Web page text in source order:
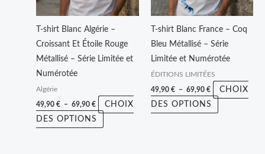
T-shirt Blanc Algérie –
Croissant Et Étoile Rouge
Métallisé – Série Limitée et
Numérotée
Algérie
49,90€ – 69,90€
CHOIX
DES OPTIONS
options
page
du
produit
T-shirt Blanc France – Coq
Bleu Métallisé – Série
Limitée et Numérotée
ÉDITIONS LIMITÉES
49,90 € – 69,90 €
CHOIX
DES OPTIONS
options
la
page
du